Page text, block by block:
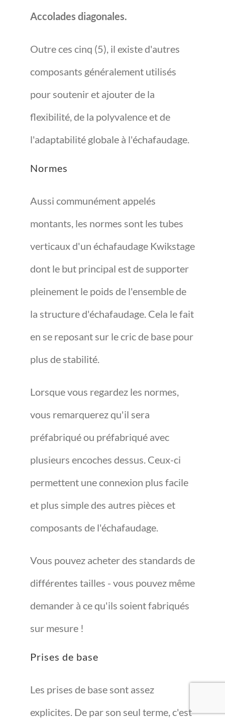
Accolades diagonales.
Outre ces cinq (5), il existe d'autres
composants généralement utilisés
pour soutenir et ajouter de la
flexibilité, de la polyvalence et de
l'adaptabilité globale à l'échafaudage.
Normes
Aussi communément appelés
montants, les normes sont les tubes
verticaux d'un échafaudage Kwikstage
dont le but principal est de supporter
pleinement le poids de l'ensemble de
la structure d'échafaudage. Cela le fait
en se reposant sur le cric de base pour
plus de stabilité.
Lorsque vous regardez les normes,
vous remarquerez qu'il sera
préfabriqué ou préfabriqué avec
plusieurs encoches dessus. Ceux-ci
permettent une connexion plus facile
et plus simple des autres pièces et
composants de l'échafaudage.
Vous pouvez acheter des standards de
différentes tailles - vous pouvez même
demander à ce qu'ils soient fabriqués
sur mesure !
Prises de base
Les prises de base sont assez
explicites. De par son seul terme, c'est